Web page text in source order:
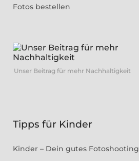
Fotos bestellen
Unser Beitrag für mehr Nachhaltigkeit
Tipps für Kinder
Kinder – Dein gutes Fotoshooting